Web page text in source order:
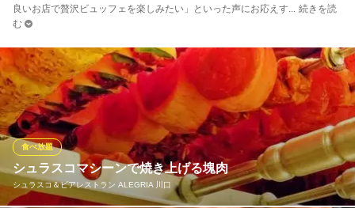
良いお店で贅沢ビュッフェを楽しみたい」といった声にお応えす
続きを読
む
シュラスコマシーンで焼き上げる塊肉
シュラスコ＆ビアレストラン ALEGRIA 川口
食べ放題